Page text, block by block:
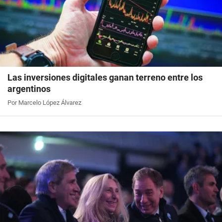
Las inversiones digitales ganan terreno entre los
argentinos
Por Marcelo López Álvarez